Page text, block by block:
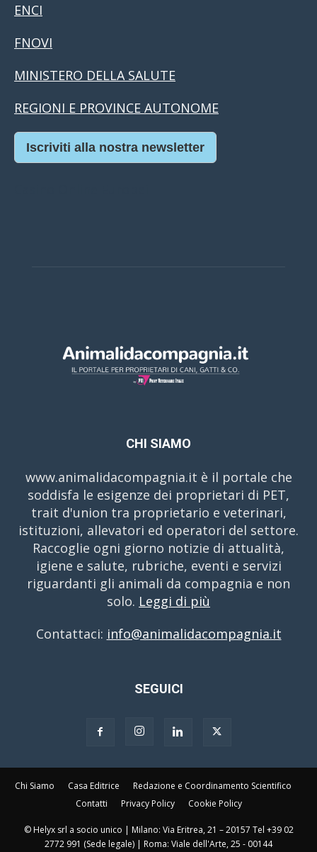
ENCI
FNOVI
MINISTERO DELLA SALUTE
REGIONI E PROVINCE AUTONOME
Iscriviti alla nostra newsletter
CHI SIAMO
www.animalidacompagnia.it è il portale che
soddisfa le esigenze dei proprietari di PET,
trait d'union tra proprietario e veterinari,
istituzioni, allevatori ed operatori del settore.
Raccoglie ogni giorno notizie di attualità,
igiene e salute, rubriche, eventi e servizi
riguardanti gli animali da compagnia e non
solo. Leggi di più
Contattaci: info@animalidacompagnia.it
SEGUICI
Chi Siamo Casa Editrice
Redazione e Coordinamento Scientifico
Contatti
Privacy Policy Cookie Policy
© Helyx srl a socio unico | Milano: Via Eritrea, 21 – 20157 Tel +39 02
2772 991 (Sede legale) | Roma: Viale dell'Arte, 25 - 00144